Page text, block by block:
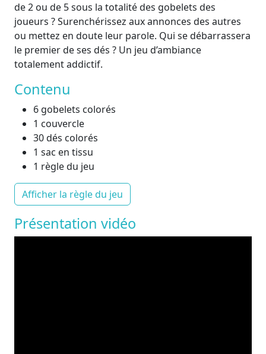
de 2 ou de 5 sous la totalité des gobelets des
joueurs ? Surenchérissez aux annonces des autres
ou mettez en doute leur parole. Qui se débarrassera
le premier de ses dés ? Un jeu d’ambiance
totalement addictif.
Contenu
6 gobelets colorés
1 couvercle
30 dés colorés
1 sac en tissu
1 règle du jeu
Afficher la règle du jeu
Présentation vidéo